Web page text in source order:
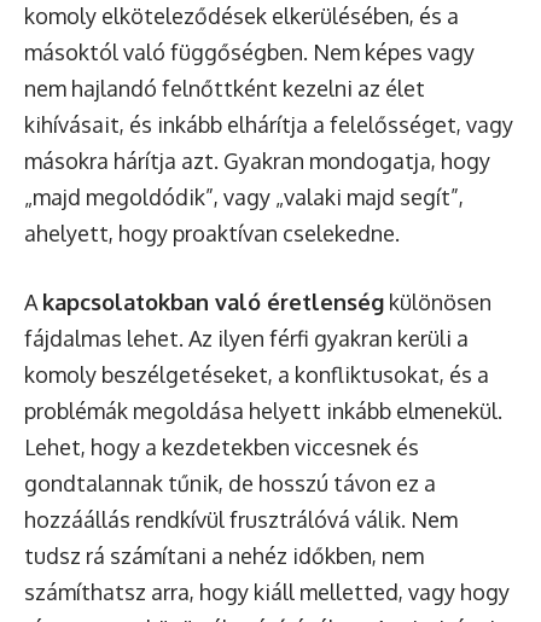
komoly elköteleződések elkerülésében, és a
másoktól való függőségben. Nem képes vagy
nem hajlandó felnőttként kezelni az élet
kihívásait, és inkább elhárítja a felelősséget, vagy
másokra hárítja azt. Gyakran mondogatja, hogy
„majd megoldódik”, vagy „valaki majd segít”,
ahelyett, hogy proaktívan cselekedne.
A kapcsolatokban való éretlenség különösen
fájdalmas lehet. Az ilyen férfi gyakran kerüli a
komoly beszélgetéseket, a konfliktusokat, és a
problémák megoldása helyett inkább elmenekül.
Lehet, hogy a kezdetekben viccesnek és
gondtalannak tűnik, de hosszú távon ez a
hozzáállás rendkívül frusztrálóvá válik. Nem
tudsz rá számítani a nehéz időkben, nem
számíthatsz arra, hogy kiáll melletted, vagy hogy